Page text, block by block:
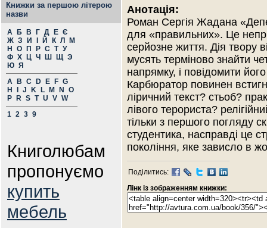
Книжки за першою літерою
назви
А Б В Г Д Е Є
Ж З И Й К Л
М
Н
О П Р С Т У
Ф Х Ц Ч Ш Щ Э
Ю Я
A
B C D E F G
H
J K L M N
O
P
R S T U V W
1 2 3 9
Книголюбам
пропонуємо
купить
мебель
Анотація:
Роман Сергія Жадана
для «правильних». Це
серйозне життя. Дія твору
мусять терміново знайти
напрямку, і повідомити
Карбюратор повинен
ліричний текст? стьоб?
лівого терориста?
тільки з першого погляду
студентика, насправді це
покоління, яке зависло в
Поділитись:
Лінк із зображенням книжки: